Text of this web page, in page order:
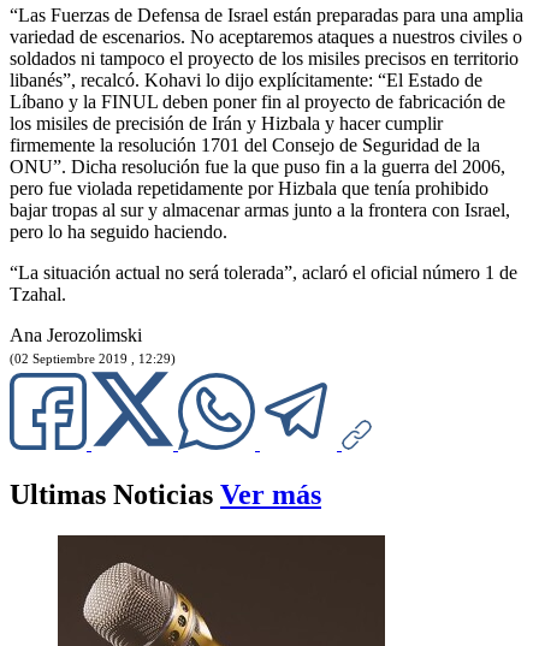
“Las Fuerzas de Defensa de Israel están preparadas para una amplia
variedad de escenarios. No aceptaremos ataques a nuestros civiles o
soldados ni tampoco el proyecto de los misiles precisos en territorio
libanés”, recalcó. Kohavi lo dijo explícitamente: “El Estado de
Líbano y la FINUL deben poner fin al proyecto de fabricación de
los misiles de precisión de Irán y Hizbala y hacer cumplir
firmemente la resolución 1701 del Consejo de Seguridad de la
ONU”. Dicha resolución fue la que puso fin a la guerra del 2006,
pero fue violada repetidamente por Hizbala que tenía prohibido
bajar tropas al sur y almacenar armas junto a la frontera con Israel,
pero lo ha seguido haciendo.
“La situación actual no será tolerada”, aclaró el oficial número 1 de
Tzahal.
Ana Jerozolimski
(02 Septiembre 2019 , 12:29)
Ultimas Noticias Ver más